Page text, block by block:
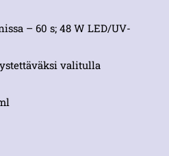
– 60 s; 48 W LED/UV-
valitulla